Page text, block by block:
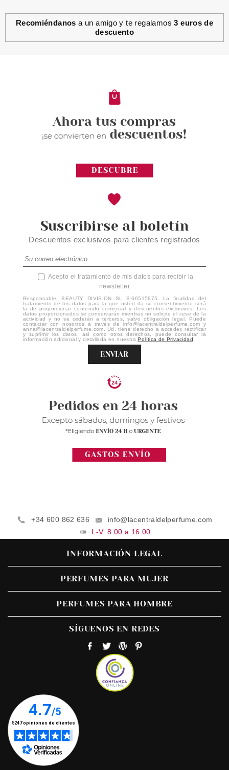
SALLY HANSEN
1.26€
Recomiéndanos a un amigo y te regalamos3 euros de
descuento
Suscribirse al boletín
Descuentos exclusivos para clientes registrados
Acepto el tratamiento de mis datos para recibir la
newsletter
Responsable: BEAUTY DIVISION SL B-66515875. La finalidad del
tratamiento de los datos para la que usted da su consentimiento será
la de proporcionar contenido comercial y descuentos exclusivos. Los
datos proporcionados se conservarán mientras no solicite el cese de la
actividad y no se cederán a terceros, salvo obligación legal. Puede
contactar con nosotros a través de info@lacentraldelperfume.com y
anna@lacentraldelperfume.com. Ud. tiene derecho a acceder, rectificar
y suprimir los datos, así como otros derechos, puede consultar la
información adicional y detallada en nuestraPolítica de Privacidad
ENVIAR
+34 600 862 636
info@lacentraldelperfume.com
L-V: 8:00 a 16:00
INFORMACIÓN LEGAL
PERFUMES PARA MUJER
PERFUMES PARA HOMBRE
SÍGUENOS EN REDES